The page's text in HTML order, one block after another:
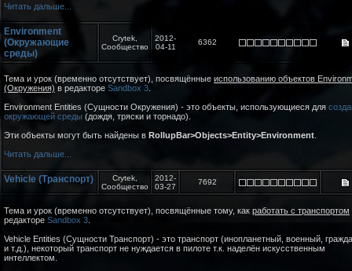
Читать дальше...
Environment
(Окружающие
среды)
Crytek,
Сообщество
2012-
04-11
6362
Тема и урок (временно отсутствует), посвящённые использованию объектов
(Окружения) в редакторе Sandbox 3
Environment Entities (Сущности Окружения) - это объекты, использующиеся для
окружающей среды (дождя, тряски и торнадо).
Эти объекты могут быть найдены в RollupBar>Objects>Entity>Environment
Читать дальше...
Vehicle (Транспорт)
Crytek,
Сообщество
2012-
03-27
7692
Тема и урок (временно отсутствует), посвящённые тому, как работать с транспортом
редакторе Sandbox 3
Vehicle Entities (Сущности Транспорт) - это транспорт (инопланетный, военный,
и т.д.), некоторый транспорт не нуждается в пилоте т.к. наделён искусственным
интеллектом.